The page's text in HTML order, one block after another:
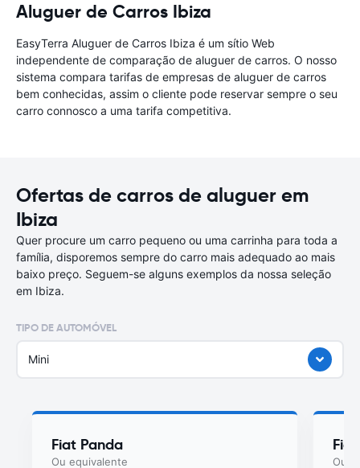
Aluguer de Carros Ibiza
EasyTerra Aluguer de Carros Ibiza é um sítio Web
independente de comparação de aluguer de carros. O nosso
sistema compara tarifas de empresas de aluguer de carros
bem conhecidas, assim o cliente pode reservar sempre o seu
carro connosco a uma tarifa competitiva.
Ofertas de carros de aluguer em
Ibiza
Quer procure um carro pequeno ou uma carrinha para toda a
família, disporemos sempre do carro mais adequado ao mais
baixo preço. Seguem-se alguns exemplos da nossa seleção
em Ibiza.
TIPO DE AUTOMÓVEL
Mini
Fiat Panda
Ou equivalente Ou